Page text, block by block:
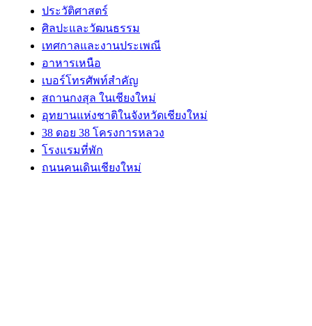
ประวัติศาสตร์
ศิลปะและวัฒนธรรม
เทศกาลและงานประเพณี
อาหารเหนือ
เบอร์โทรศัพท์สำคัญ
สถานกงสุล ในเชียงใหม่
อุทยานแห่งชาติในจังหวัดเชียงใหม่
38 ดอย 38 โครงการหลวง
โรงแรมที่พัก
ถนนคนเดินเชียงใหม่